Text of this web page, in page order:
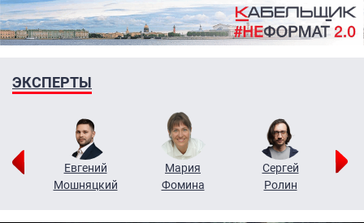
ЭКСПЕРТЫ
Евгений
Мошняцкий
Мария
Фомина
Сергей
Ролин